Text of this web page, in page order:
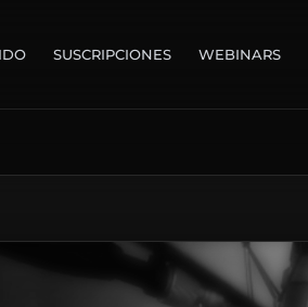
SUSCRIPCIONES WEBINARS